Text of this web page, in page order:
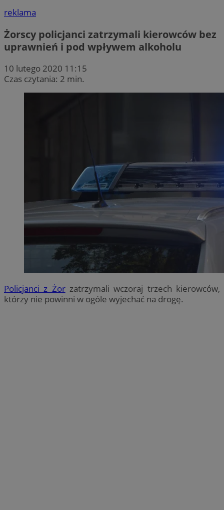
reklama
Żorscy policjanci zatrzymali kierowców bez
uprawnień i pod wpływem alkoholu
10 lutego 2020 11:15
Czas czytania: 2 min.
Policjanci z Żorzatrzymali wczoraj trzech kierowców,
którzy nie powinni w ogóle wyjechać na drogę.